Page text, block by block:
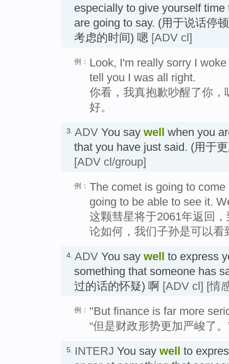
especially to give yourself
are going to say. (用于说话停
考虑的时间) 嗯 [ADV cl]
例： Look, I'm really sorry I
tell you I was all right.
你看，我真抱歉吵醒了你
好。
3. ADV You say well when you
that you have just said. (用于
[ADV cl/group]
例： The comet is going to
going to be able to see it.
这颗彗星将于2061年返回
论如何，我们子孙是可以看
4. ADV You say well to express
something that someone has
过的话的怀疑) 啊 [ADV cl] [情
例： "But finance is far more
“但是财政形势更加严峻了
5. INTERJ You say well to